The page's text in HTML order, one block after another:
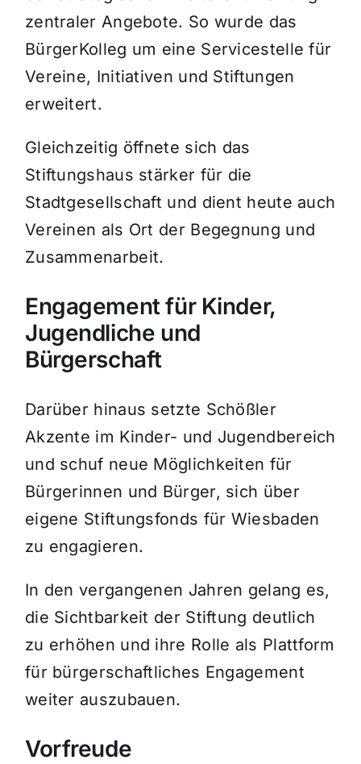
zentraler Angebote. So wurde das
BürgerKolleg um eine Servicestelle für
Vereine, Initiativen und Stiftungen
erweitert.
Gleichzeitig öffnete sich das
Stiftungshaus stärker für die
Stadtgesellschaft und dient heute auch
Vereinen als Ort der Begegnung und
Zusammenarbeit.
Engagement für Kinder,
Jugendliche und
Bürgerschaft
Darüber hinaus setzte Schößler
Akzente im Kinder- und Jugendbereich
und schuf neue Möglichkeiten für
Bürgerinnen und Bürger, sich über
eigene Stiftungsfonds für Wiesbaden
zu engagieren.
In den vergangenen Jahren gelang es,
die Sichtbarkeit der Stiftung deutlich
zu erhöhen und ihre Rolle als Plattform
für bürgerschaftliches Engagement
weiter auszubauen.
Vorfreude